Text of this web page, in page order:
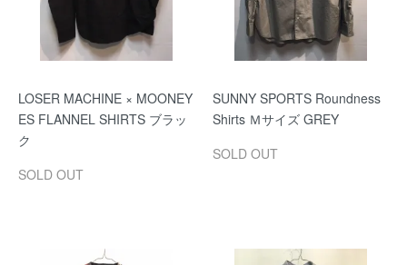
LOSER MACHINE × MOONEY
ES FLANNEL SHIRTS ブラッ
ク
SOLD OUT
SUNNY SPORTS Roundness
Shirts Ｍサイズ GREY
SOLD OUT